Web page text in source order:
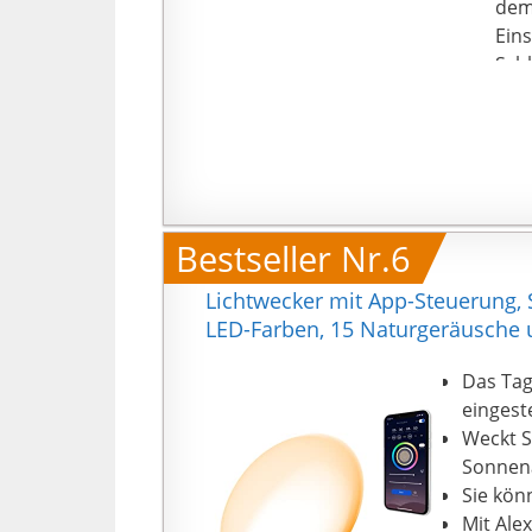
【7
【
Bestseller Nr.6
Lichtwecker mit App-
LED-Farben, 15
Das
Weckt
Sie
Mit